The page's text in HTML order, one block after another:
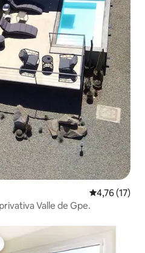
4,76 de uma
4,76 (17)
Valle de Gpe.
dos hóspedes